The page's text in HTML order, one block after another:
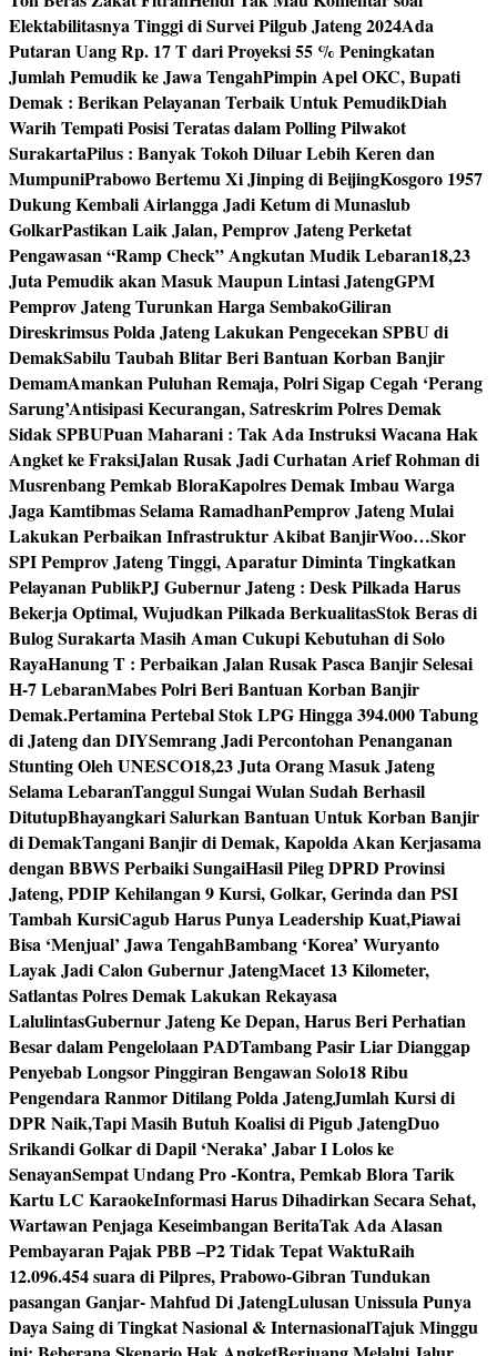
Elektabilitasnya Tinggi di Survei Pilgub Jateng 2024Ada
Putaran Uang Rp. 17 T dari Proyeksi 55 % Peningkatan
Jumlah Pemudik ke Jawa TengahPimpin Apel OKC, Bupati
Demak : Berikan Pelayanan Terbaik Untuk PemudikDiah
Warih Tempati Posisi Teratas dalam Polling Pilwakot
SurakartaPilus : Banyak Tokoh Diluar Lebih Keren dan
MumpuniPrabowo Bertemu Xi Jinping di BeijingKosgoro 1957
Dukung Kembali Airlangga Jadi Ketum di Munaslub
GolkarPastikan Laik Jalan, Pemprov Jateng Perketat
Pengawasan “Ramp Check” Angkutan Mudik Lebaran18,23
Juta Pemudik akan Masuk Maupun Lintasi JatengGPM
Pemprov Jateng Turunkan Harga SembakoGiliran
Direskrimsus Polda Jateng Lakukan Pengecekan SPBU di
DemakSabilu Taubah Blitar Beri Bantuan Korban Banjir
DemamAmankan Puluhan Remaja, Polri Sigap Cegah ‘Perang
Sarung’Antisipasi Kecurangan, Satreskrim Polres Demak
Sidak SPBUPuan Maharani : Tak Ada Instruksi Wacana Hak
Angket ke FraksiJalan Rusak Jadi Curhatan Arief Rohman di
Musrenbang Pemkab BloraKapolres Demak Imbau Warga
Jaga Kamtibmas Selama RamadhanPemprov Jateng Mulai
Lakukan Perbaikan Infrastruktur Akibat BanjirWoo…Skor
SPI Pemprov Jateng Tinggi, Aparatur Diminta Tingkatkan
Pelayanan PublikPJ Gubernur Jateng : Desk Pilkada Harus
Bekerja Optimal, Wujudkan Pilkada BerkualitasStok Beras di
Bulog Surakarta Masih Aman Cukupi Kebutuhan di Solo
RayaHanung T : Perbaikan Jalan Rusak Pasca Banjir Selesai
H-7 LebaranMabes Polri Beri Bantuan Korban Banjir
Demak.Pertamina Pertebal Stok LPG Hingga 394.000 Tabung
di Jateng dan DIYSemrang Jadi Percontohan Penanganan
Stunting Oleh UNESCO18,23 Juta Orang Masuk Jateng
Selama LebaranTanggul Sungai Wulan Sudah Berhasil
DitutupBhayangkari Salurkan Bantuan Untuk Korban Banjir
di DemakTangani Banjir di Demak, Kapolda Akan Kerjasama
dengan BBWS Perbaiki SungaiHasil Pileg DPRD Provinsi
Jateng, PDIP Kehilangan 9 Kursi, Golkar, Gerinda dan PSI
Tambah KursiCagub Harus Punya Leadership Kuat,Piawai
Bisa ‘Menjual’ Jawa TengahBambang ‘Korea’ Wuryanto
Layak Jadi Calon Gubernur JatengMacet 13 Kilometer,
Satlantas Polres Demak Lakukan Rekayasa
LalulintasGubernur Jateng Ke Depan, Harus Beri Perhatian
Besar dalam Pengelolaan PADTambang Pasir Liar Dianggap
Penyebab Longsor Pinggiran Bengawan Solo18 Ribu
Pengendara Ranmor Ditilang Polda JatengJumlah Kursi di
DPR Naik,Tapi Masih Butuh Koalisi di Pigub JatengDuo
Srikandi Golkar di Dapil ‘Neraka’ Jabar I Lolos ke
SenayanSempat Undang Pro -Kontra, Pemkab Blora Tarik
Kartu LC KaraokeInformasi Harus Dihadirkan Secara Sehat,
Wartawan Penjaga Keseimbangan BeritaTak Ada Alasan
Pembayaran Pajak PBB –P2 Tidak Tepat WaktuRaih
12.096.454 suara di Pilpres, Prabowo-Gibran Tundukan
pasangan Ganjar- Mahfud Di JatengLulusan Unissula Punya
Daya Saing di Tingkat Nasional & InternasionalTajuk Minggu